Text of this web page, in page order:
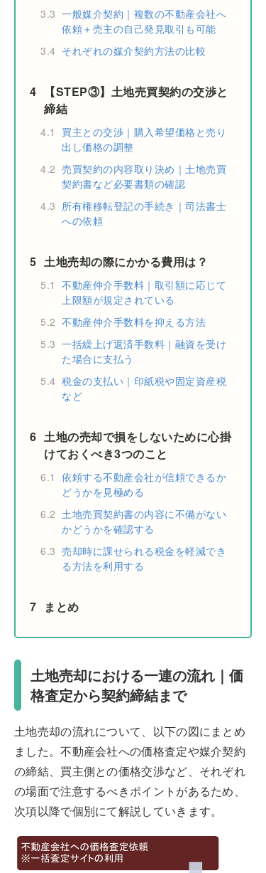
3.3 一般媒介契約｜複数の不動産会社へ
依頼＋売主の自己発見取引も可能
3.4 それぞれの媒介契約方法の比較
4
【STEP③】土地売買契約の交渉と
締結
4.1
買主との交渉｜購入希望価格と売り
出し価格の調整
4.2 売買契約の内容取り決め｜土地売買
契約書など必要書類の確認
4.3 所有権移転登記の手続き｜司法書士
への依頼
5 土地売却の際にかかる費用は？
5.1 不動産仲介手数料｜取引額に応じて
上限額が規定されている
5.2 不動産仲介手数料を抑える方法
5.3 一括繰上げ返済手数料｜融資を受け
た場合に支払う
5.4 税金の支払い｜印紙税や固定資産税
など
6 土地の売却で損をしないために心掛
けておくべき3つのこと
6.1 依頼する不動産会社が信頼できるか
どうかを見極める
6.2 土地売買契約書の内容に不備がない
かどうかを確認する
6.3 売却時に課せられる税金を軽減でき
る方法を利用する
7 まとめ
土地売却における一連の流れ｜価
格査定から契約締結まで
土地売却の流れについて、以下の図にまとめ
ました。不動産会社への価格査定や媒介契約
の締結、買主側との価格交渉など、それぞれ
の場面で注意するべきポイントがあるため、
次項以降で個別にて解説していきます。